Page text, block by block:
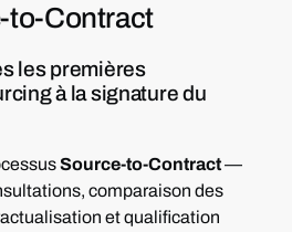
to-Contract
les premières
à la signature du
Source-to-Contract—
comparaison des
et qualification